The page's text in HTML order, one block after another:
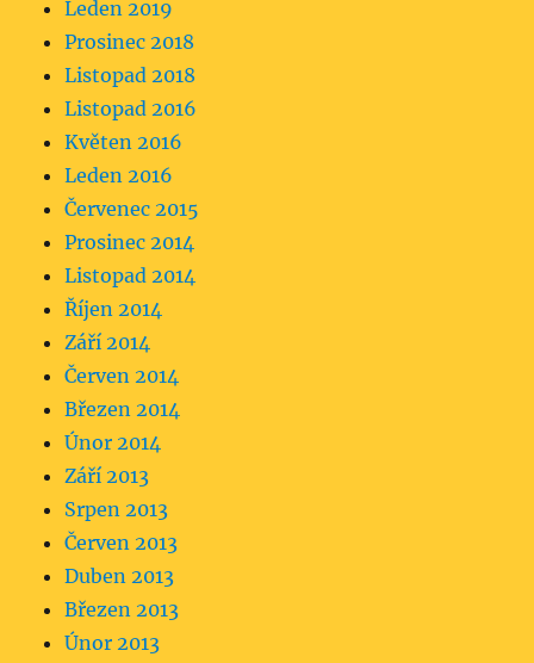
Leden 2019
Prosinec 2018
Listopad 2018
Listopad 2016
Květen 2016
Leden 2016
Červenec 2015
Prosinec 2014
Listopad 2014
Říjen 2014
Září 2014
Červen 2014
Březen 2014
Únor 2014
Září 2013
Srpen 2013
Červen 2013
Duben 2013
Březen 2013
Únor 2013